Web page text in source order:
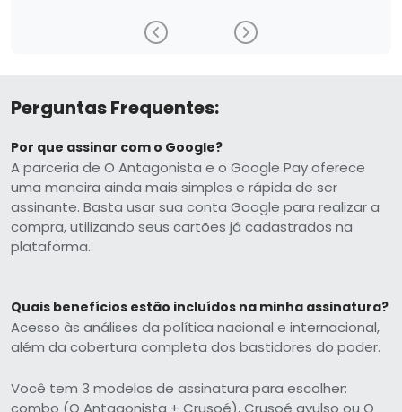
Perguntas Frequentes:
Por que assinar com o Google?
A parceria de O Antagonista e o Google Pay oferece
uma maneira ainda mais simples e rápida de ser
assinante. Basta usar sua conta Google para realizar a
compra, utilizando seus cartões já cadastrados na
plataforma.
Quais benefícios estão incluídos na minha assinatura?
Acesso às análises da política nacional e internacional,
além da cobertura completa dos bastidores do poder.
Você tem 3 modelos de assinatura para escolher: